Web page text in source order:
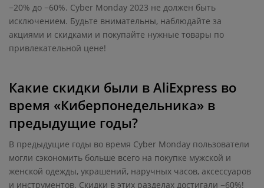
−20% до −60%. Cyber Monday 2023 не должен быть
исключением. Будьте внимательны, наблюдайте за
акциями и скидками и покупайте нужные товары по
привлекательной цене!
Какие скидки были в AliExpress во
время «Киберпонедельника» в
предыдущие годы?
В предыдущие годы во время Cyber Monday пользователи
могли сэкономить больше всего на покупке мужской и
женской одежды, украшений, наручных часов, аксессуаров
и инструментов. Скидки в этих разделах достигали −60%!